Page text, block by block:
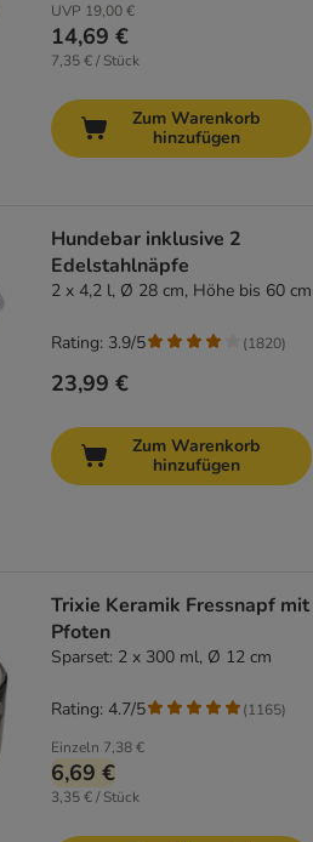
UVP 19,00 €
14,69 €
7,35 € / Stück
Zum Warenkorb
hinzufügen
Hundebar inklusive 2
Edelstahlnäpfe
2 x 4,2 l, Ø 28 cm, Höhe bis 60 cm
23,99 €
Rating: 3.9/5 (1820)
Zum Warenkorb
hinzufügen
Trixie Keramik Fressnapf mit
Pfoten
Sparset: 2 x 300 ml, Ø 12 cm
Einzeln 7,38 €
6,69 €
3,35 € / Stück
Rating: 4.7/5 (1165)